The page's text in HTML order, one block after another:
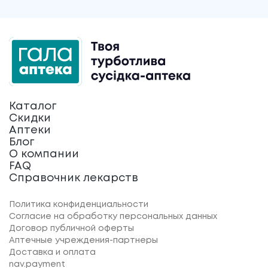
Каталог
Скидки
Аптеки
Блог
О компании
FAQ
Справочник лекарств
Политика конфиденциальности
Согласие на обработку персональных данных
Договор публичной оферты
Аптечные учреждения-партнеры
Доставка и оплата
nav.payment